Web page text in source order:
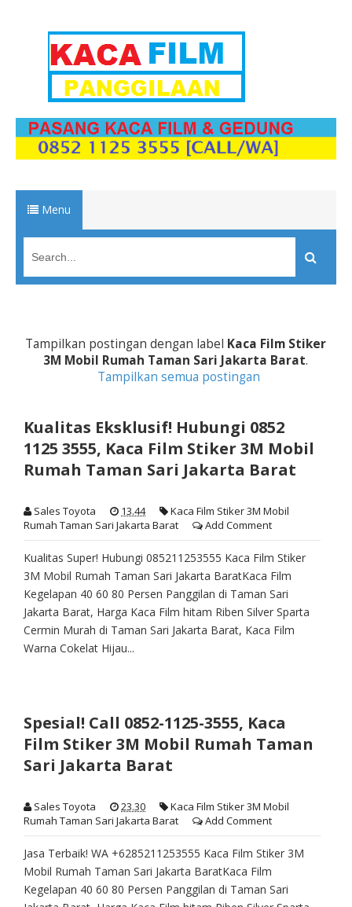
Menu
Tampilkan postingan dengan label Kaca Film Stiker
3M Mobil Rumah Taman Sari Jakarta Barat.
Tampilkan semua postingan
Kualitas Eksklusif! Hubungi 0852
1125 3555, Kaca Film Stiker 3M Mobil
Rumah Taman Sari Jakarta Barat
Sales Toyota 13.44
Kaca Film Stiker 3M Mobil
Rumah Taman Sari Jakarta Barat
Add Comment
Kualitas Super! Hubungi 085211253555 Kaca Film Stiker
3M Mobil Rumah Taman Sari Jakarta BaratKaca Film
Kegelapan 40 60 80 Persen Panggilan di Taman Sari
Jakarta Barat, Harga Kaca Film hitam Riben Silver Sparta
Cermin Murah di Taman Sari Jakarta Barat, Kaca Film
Warna Cokelat Hijau...
Spesial! Call 0852-1125-3555, Kaca
Film Stiker 3M Mobil Rumah Taman
Sari Jakarta Barat
Sales Toyota 23.30
Kaca Film Stiker 3M Mobil
Rumah Taman Sari Jakarta Barat
Add Comment
Jasa Terbaik! WA +6285211253555 Kaca Film Stiker 3M
Mobil Rumah Taman Sari Jakarta BaratKaca Film
Kegelapan 40 60 80 Persen Panggilan di Taman Sari